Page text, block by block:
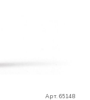
Арт. 65148